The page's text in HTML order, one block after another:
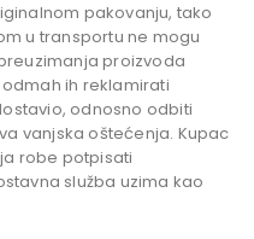
pakovanju, tako
u transportu ne mogu
proizvoda
ih reklamirati
odnosno odbiti
vanjska oštećenja. Kupac
robe potpisati
služba uzima kao